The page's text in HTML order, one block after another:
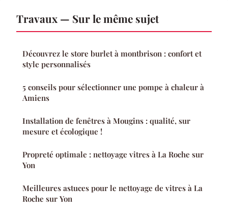
Travaux — Sur le même sujet
Découvrez le store burlet à montbrison : confort et
style personnalisés
5 conseils pour sélectionner une pompe à chaleur à
Amiens
Installation de fenêtres à Mougins : qualité, sur
mesure et écologique !
Propreté optimale : nettoyage vitres à La Roche sur
Yon
Meilleures astuces pour le nettoyage de vitres à La
Roche sur Yon